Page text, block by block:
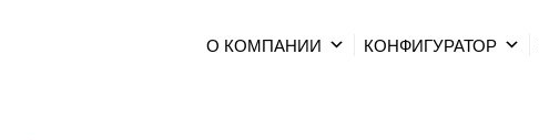
О КОМПАНИИ КОНФИГУРАТОР